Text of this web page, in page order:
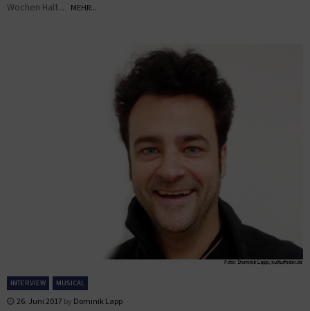
Wochen Halt...
MEHR...
INTERVIEW MUSICAL
26. Juni 2017 by Dominik Lapp